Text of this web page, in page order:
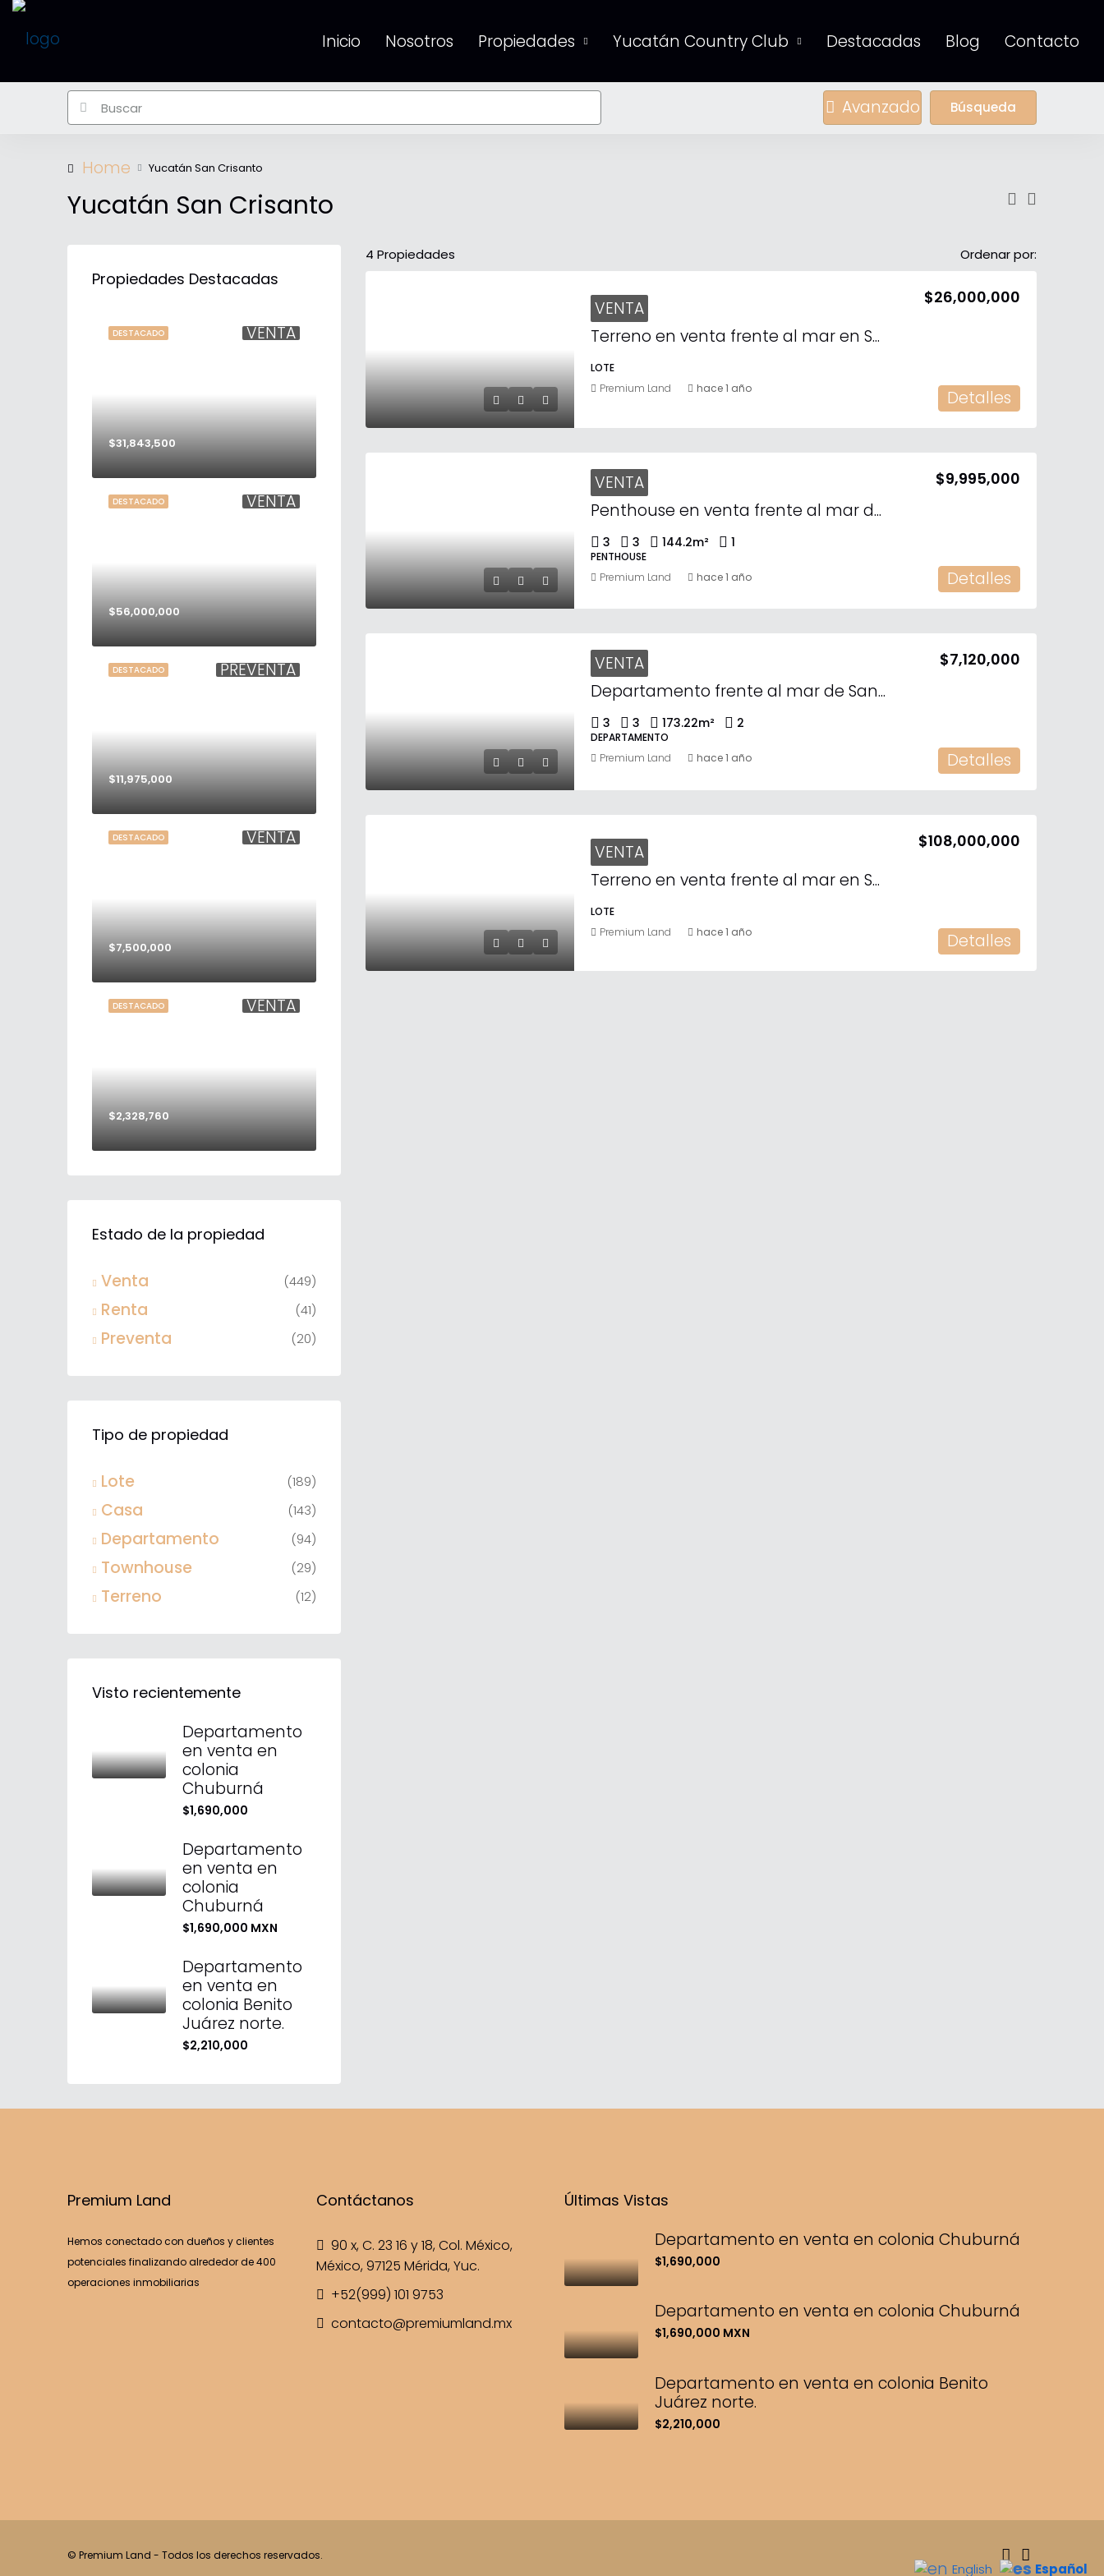
Inicio Nosotros Propiedades Yucatán Country Club Destacadas Blog Contacto
Avanzado Búsqueda
Home Yucatán San Crisanto
Yucatán San Crisanto
4 Propiedades Ordenar por:
VENTA
Terreno en venta frente al mar en San Crisanto de 28 ML
$26,000,000
LOTE
Detalles
Premium Land hace 1 año
VENTA
Penthouse en venta frente al mar de San Crisanto Yucatán.
$9,995,000
3 3 144.2m² 1
PENTHOUSE
Detalles
Premium Land hace 1 año
VENTA
Departamento frente al mar de San Crisanto
$7,120,000
3 3 173.22m² 2
DEPARTAMENTO
Detalles
Premium Land hace 1 año
VENTA
Terreno en venta frente al mar en San Crisanto, Yucatán.
$108,000,000
LOTE
Detalles
Premium Land hace 1 año
Propiedades Destacadas
VENTA
DESTACADO
$31,843,500
VENTA
DESTACADO
$56,000,000
PREVENTA
DESTACADO
$11,975,000
VENTA
DESTACADO
$7,500,000
VENTA
DESTACADO
$2,328,760
Estado de la propiedad
Venta (449)
Renta (41)
Preventa (20)
Tipo de propiedad
Lote (189)
Casa (143)
Departamento (94)
Townhouse (29)
Terreno (12)
Visto recientemente
Departamento
en venta en
colonia
Chuburná
$1,690,000
Departamento
en venta en
colonia
Chuburná
$1,690,000 MXN
Departamento
en venta en
colonia Benito
Juárez norte.
$2,210,000
Premium Land
Hemos conectado con dueños y clientes
potenciales finalizando alrededor de 400
operaciones inmobiliarias
Contáctanos
90 x, C. 23 16 y 18, Col. México,
México, 97125 Mérida, Yuc.
+52(999) 101 9753
contacto@premiumland.mx
Últimas Vistas
Departamento en venta en colonia Chuburná
$1,690,000
Departamento en venta en colonia Chuburná
$1,690,000 MXN
Departamento en venta en colonia Benito
Juárez norte.
$2,210,000
© Premium Land - Todos los derechos reservados.
English Español